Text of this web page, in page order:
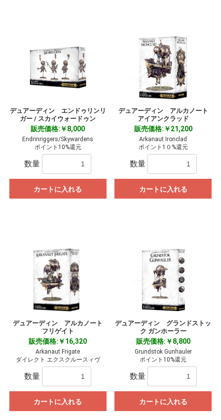
デュアーディン エンドゥリンリ
ガー / スカイウォードゥン
販売価格:￥8,000
Endrinriggers/Skywardens
ポイント10%還元
数量
カートに入れる
デュアーディン アルカノート
アイアンクラッド
販売価格:￥21,200
Arkanaut Ironclad
ポイント1０%還元
数量
カートに入れる
デュアーディン アルカノート
フリゲイト
販売価格:￥16,320
Arkanaut Frigate
ダイレクト エクスクルースィヴ
数量
カートに入れる
デュアーディン グランドストッ
ク ガンホーラー
販売価格:￥8,800
Grundstok Gunhauler
ポイント10%還元
数量
カートに入れる